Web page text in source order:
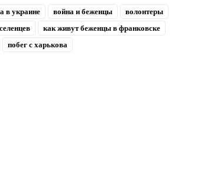
в украине война и беженцы
волонтеры
как живут беженцы в франковске
побег с харькова